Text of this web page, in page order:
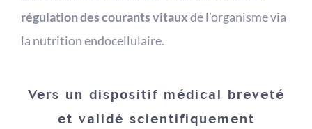
régulation des courants vitauxde l’organisme via
la nutrition endocellulaire.
Vers un dispositif médical breveté
et validé scientifiquement